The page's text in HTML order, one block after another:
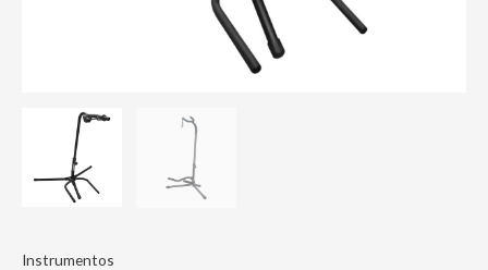
Instrumentos